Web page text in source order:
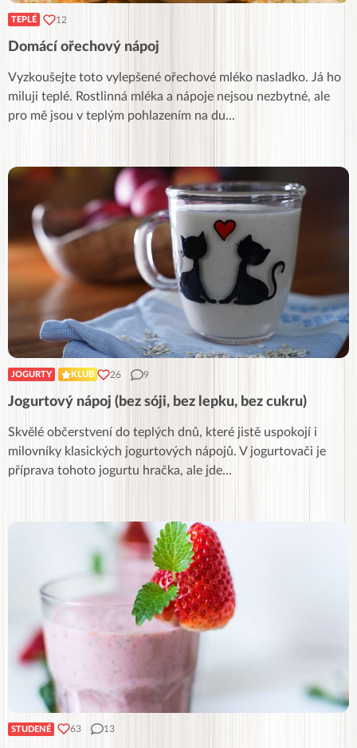
TEPLÉ 12
Domácí ořechový nápoj
Vyzkoušejte toto vylepšené ořechové mléko nasladko. Já ho
miluji teplé. Rostlinná mléka a nápoje nejsou nezbytné, ale
pro mě jsou v teplým pohlazením na du...
JOGURTY KLUB 26 9
Jogurtový nápoj (bez sóji, bez lepku, bez cukru)
Skvělé občerstvení do teplých dnů, které jistě uspokojí i
milovníky klasických jogurtových nápojů. V jogurtovači je
příprava tohoto jogurtu hračka, ale jde...
STUDENÉ 63 13